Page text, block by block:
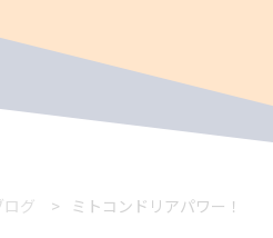
ログ ミトコンドリアパワー！